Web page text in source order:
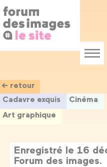
au
contenu
principal
Menu
← retour
Cadavre exquis
Cinéma
Art graphique
Enregistré le 16
Forum des images.